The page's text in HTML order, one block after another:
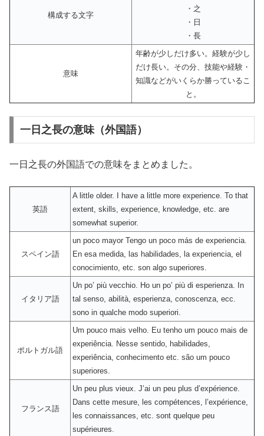
構成する文字
・之
・日
・長
意味
年齢が少しだけ多い。経験が少し
だけ長い。その分、技能や経験・
知識などがいくらか勝っているこ
と。
一日之長の意味（外国語）
一日之長の外国語での意味をまとめました。
英語
A little older. I have a little more experience. To that
extent, skills, experience, knowledge, etc. are
somewhat superior.
スペイン語
un poco mayor Tengo un poco más de experiencia.
En esa medida, las habilidades, la experiencia, el
conocimiento, etc. son algo superiores.
イタリア語
Un po’ più vecchio. Ho un po’ più di esperienza. In
tal senso, abilità, esperienza, conoscenza, ecc.
sono in qualche modo superiori.
ポルトガル語
Um pouco mais velho. Eu tenho um pouco mais de
experiência. Nesse sentido, habilidades,
experiência, conhecimento etc. são um pouco
superiores.
フランス語
Un peu plus vieux. J’ai un peu plus d’expérience.
Dans cette mesure, les compétences, l’expérience,
les connaissances, etc. sont quelque peu
supérieures.